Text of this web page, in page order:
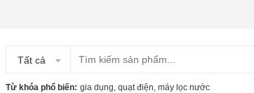
Tất cả
Từ khóa phổ biến: gia dụng, quạt điện, máy lọc nước